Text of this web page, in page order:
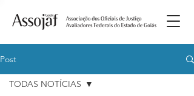
Post
TODAS NOTÍCIAS